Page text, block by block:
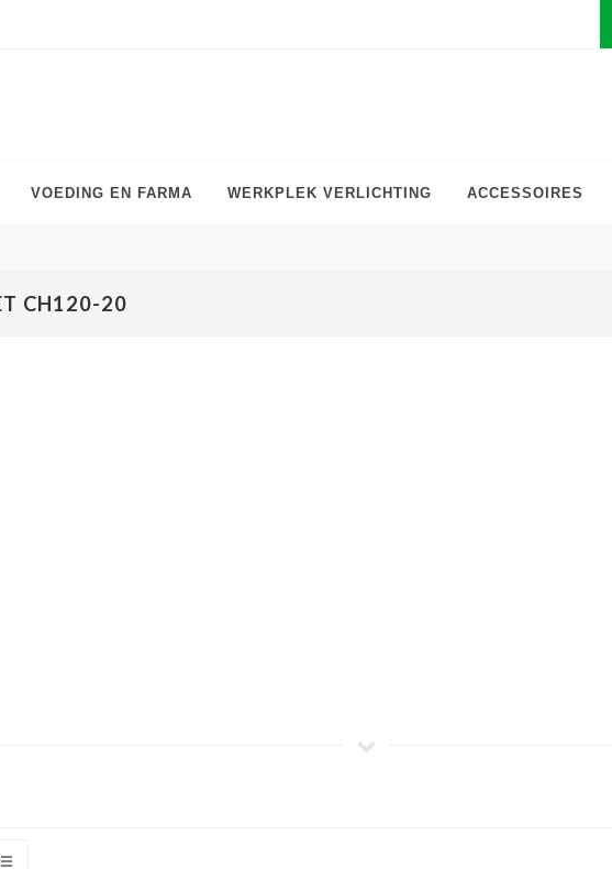
VOEDING EN FARMA WERKPLEK VERLICHTING ACCESSOIRES
CH120-20